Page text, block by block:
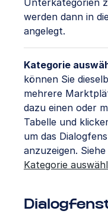
Unterkategorien
werden dann in
angelegt.
Kategorie
können Sie
mehrere
dazu einen oder
Tabelle und
um das
anzuzeigen.
Kategorie